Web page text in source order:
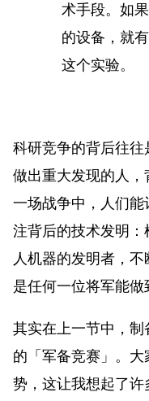
术手段。如
的设备，就
这个实验。
科研竞争的背后往
做出重大发现的人，
一场战争中，人们
注背后的技术发明
人机器的发明者，
是任何一位将军能做
其实在上一节中，
的「军备竞赛」。
势，这让我想起了